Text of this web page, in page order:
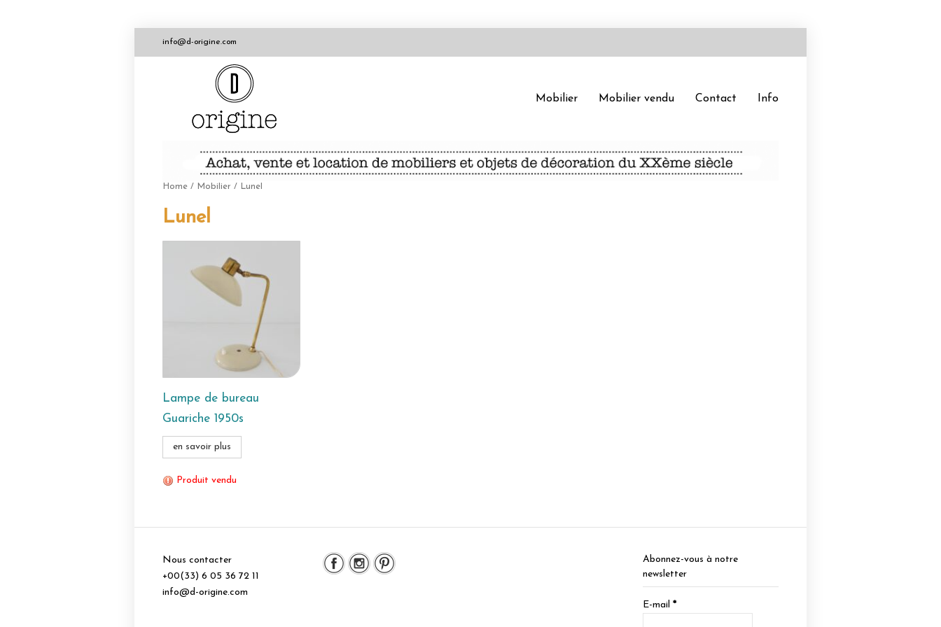
info@d-origine.com
Mobilier Mobilier vendu Contact Info
Home / Mobilier / Lunel
Lunel
Lampe de bureau
Guariche 1950s
en savoir plus
Produit vendu
Nous contacter
+00(33) 6 05 36 72 11
info@d-origine.com
Abonnez-vous à notre
newsletter
E-mail*